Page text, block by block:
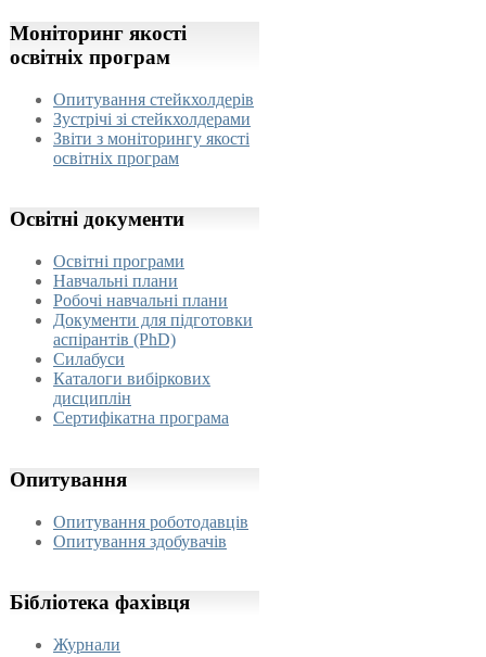
Моніторинг якості
освітніх програм
Опитування стейкхолдерів
Зустрічі зі стейкхолдерами
Звіти з моніторингу якості
освітніх програм
Освітні документи
Освітні програми
Навчальні плани
Робочі навчальні плани
Документи для підготовки
аспірантів (PhD)
Силабуси
Каталоги вибіркових
дисциплін
Сертифікатна програма
Опитування
Опитування роботодавців
Опитування здобувачів
Бібліотека фахівця
Журнали